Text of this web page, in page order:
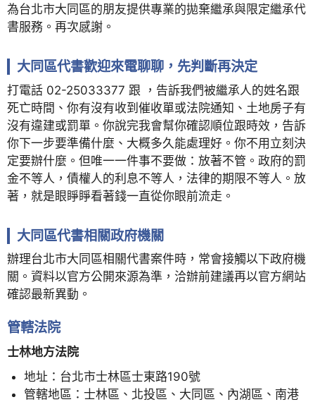
為台北市大同區的朋友提供專業的拋棄繼承與限定繼承代
書服務。再次感謝。
大同區代書歡迎來電聊聊，先判斷再決定
打電話 02-25033377 跟 ，告訴我們被繼承人的姓名跟
死亡時間、你有沒有收到催收單或法院通知、土地房子有
沒有違建或罰單。你說完我會幫你確認順位跟時效，告訴
你下一步要準備什麼、大概多久能處理好。你不用立刻決
定要辦什麼。但唯一一件事不要做：放著不管。政府的罰
金不等人，債權人的利息不等人，法律的期限不等人。放
著，就是眼睜睜看著錢一直從你眼前流走。
大同區代書相關政府機關
辦理台北市大同區相關代書案件時，常會接觸以下政府機
關。資料以官方公開來源為準，洽辦前建議再以官方網站
確認最新異動。
管轄法院
士林地方法院
地址：台北市士林區士東路190號
管轄地區：士林區、北投區、大同區、內湖區、南港